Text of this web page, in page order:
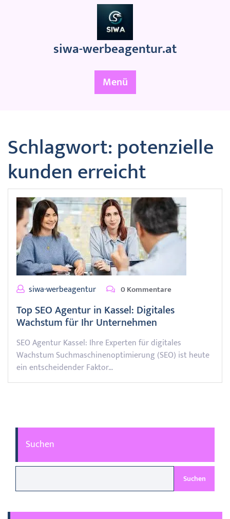
siwa-werbeagentur.at
Menü
Schlagwort:potenzielle
kunden erreicht
siwa-werbeagentur 0 Kommentare
Top SEO Agentur in Kassel: Digitales
Wachstum für Ihr Unternehmen
SEO Agentur Kassel: Ihre Experten für digitales
Wachstum Suchmaschinenoptimierung (SEO) ist heute
ein entscheidender Faktor…
Suchen
Suchen